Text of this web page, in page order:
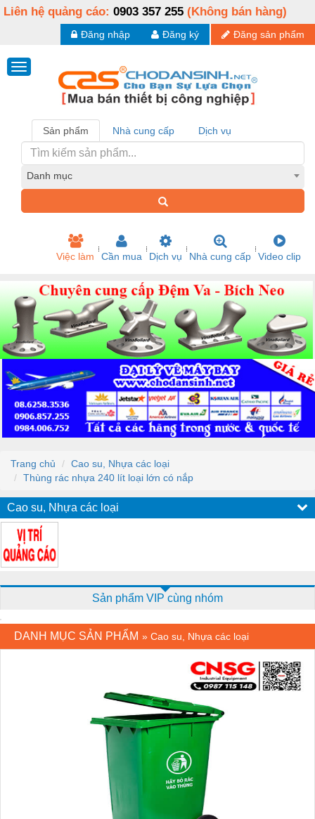
Liên hệ quảng cáo: 0903 357 255 (Không bán hàng)
Đăng sản phẩm
Đăng ký
Đăng nhập
Sản phẩm Nhà cung cấp Dịch vụ
Danh mục
Việc làm Cần mua Dịch vụ Nhà cung cấp Video clip
Trang chủ
Cao su, Nhựa các loại
Thùng rác nhựa 240 lít loại lớn có nắp
Cao su, Nhựa các loại
Sản phẩm VIP cùng nhóm
DANH MỤC SẢN PHẨM » Cao su, Nhựa các loại